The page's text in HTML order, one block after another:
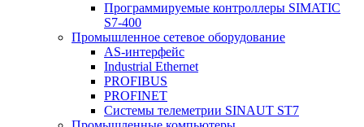
Программируемые контроллеры SIMATIC
S7-400
Промышленное сетевое оборудование
AS-интерфейс
Industrial Ethernet
PROFIBUS
PROFINET
Системы телеметрии SINAUT ST7